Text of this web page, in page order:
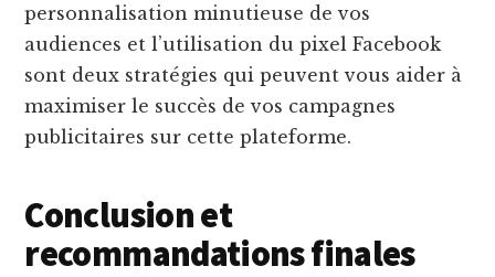
personnalisation minutieuse de vos
audiences et l’utilisation du pixel Facebook
sont deux stratégies qui peuvent vous aider à
maximiser le succès de vos campagnes
publicitaires sur cette plateforme.
Conclusion et
recommandations finales